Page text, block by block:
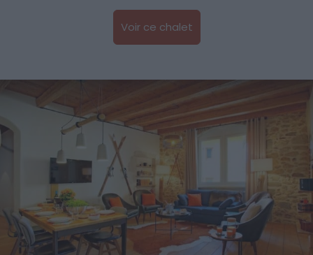
Voir ce chalet